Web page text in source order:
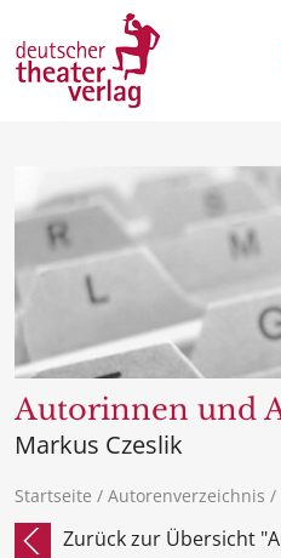
Autorinnen und
Markus Czeslik
Startseite / Autorenverzeichnis /
Zurück zur Übersicht